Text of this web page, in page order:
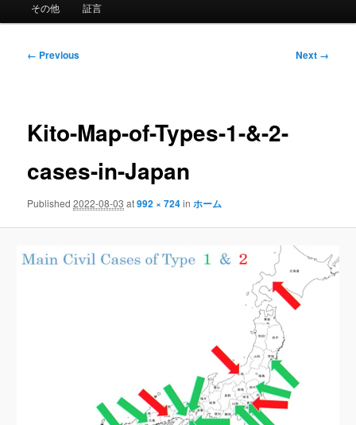
その他 証言
Image
← Previous Next →
Kito-Map-of-Types-1-&-2-
cases-in-Japan
Published2022-08-03 at992 × 724inホーム